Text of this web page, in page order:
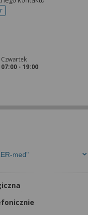
do rejestracji
Czwartek
07:00 - 19:00
med"